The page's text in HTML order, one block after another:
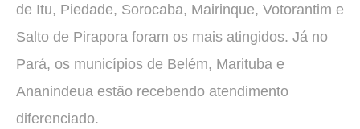
de Itu, Piedade, Sorocaba, Mairinque, Votorantim e
Salto de Pirapora foram os mais atingidos. Já no
Pará, os municípios de Belém, Marituba e
Ananindeua estão recebendo atendimento
diferenciado.